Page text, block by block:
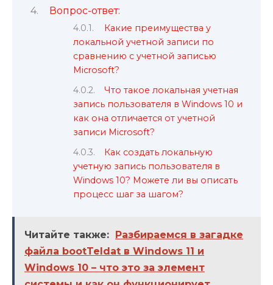
Вопрос-ответ:
Какие преимущества у
локальной учетной записи по
сравнению с учетной записью
Microsoft?
Что такое локальная учетная
запись пользователя в Windows 10 и
как она отличается от учетной
записи Microsoft?
Как создать локальную
учетную запись пользователя в
Windows 10? Можете ли вы описать
процесс шаг за шагом?
Читайте также: Разбираемся в загадке
файла bootTeldat в Windows 11 и
Windows 10 – что это за элемент